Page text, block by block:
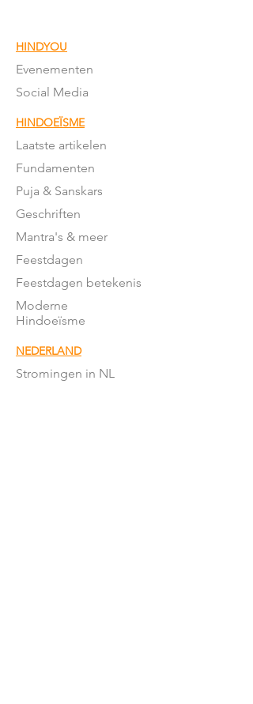
HINDYOU
Evenementen
Social Media
HINDOEÏSME
Laatste artikelen
Fundamenten
Puja & Sanskars
Geschriften
Mantra's & meer
Feestdagen
Feestdagen betekenis
Moderne
Hindoeïsme
NEDERLAND
Stromingen in NL